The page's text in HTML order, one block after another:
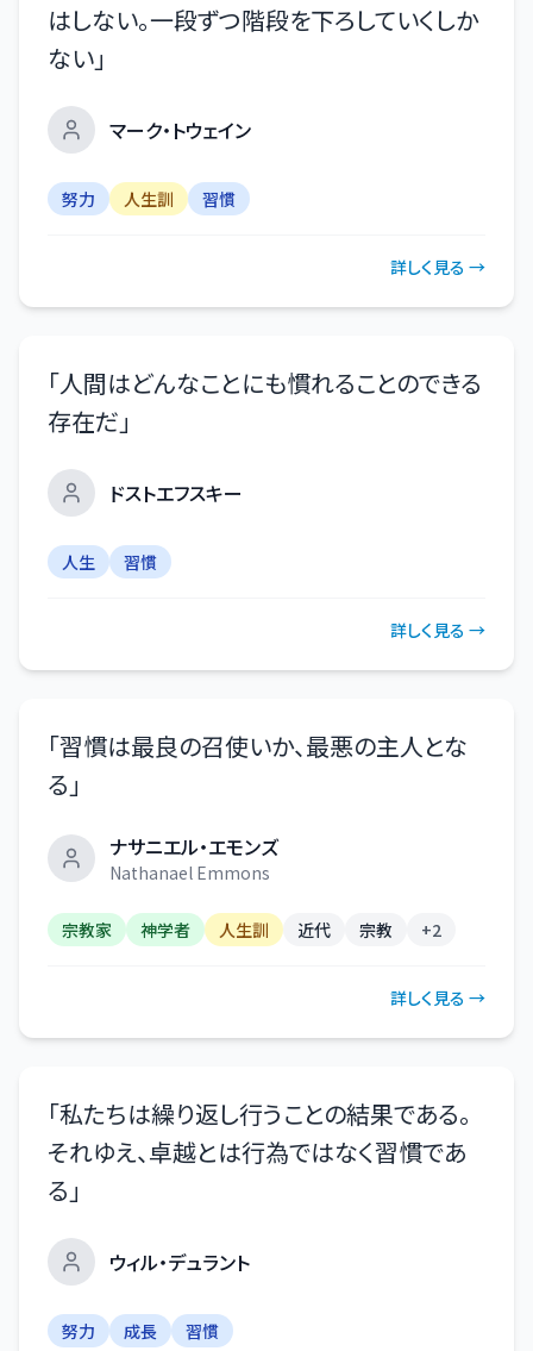
はしない。一段ずつ階段を下ろしていくしか
ない」
マーク・トウェイン
努力 人生訓 習慣
詳しく見る →
「人間はどんなことにも慣れることのできる
存在だ 」
ドストエフスキー
人生 習慣
詳しく見る →
「習慣は最良の召使いか、最悪の主人とな
る 」
ナサニエル・エモンズ
Nathanael Emmons
宗教家 神学者 人生訓 近代 宗教 +2
詳しく見る →
「私たちは繰り返し行うことの結果である。
それゆえ、卓越とは行為ではなく習慣であ
る 」
ウィル・デュラント
努力 成長 習慣